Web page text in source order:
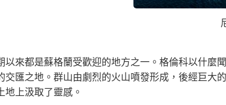
來都是蘇格蘭受歡迎的地方之一。 格倫科以什麼
匯之地。群山由劇烈的火山噴發形成，後經巨大
上汲取了靈感。